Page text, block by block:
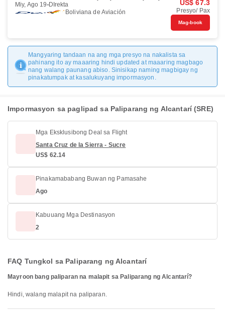
Miy, Ago 19 DIrekta
Boliviana de Aviación
US$ 67.3
Presyo/ Pax
Mag-book
Mangyaring tandaan na ang mga presyo na nakalista sa
pahinang ito ay maaaring hindi updated at maaaring magbago
nang walang paunang abiso. Sinisikap naming magbigay ng
pinakatumpak at kasalukuyang impormasyon.
Impormasyon sa paglipad sa Paliparang ng Alcantarí (SRE)
Mga Eksklusibong Deal sa Flight
Santa Cruz de la Sierra - Sucre
US$ 62.14
Pinakamababang Buwan ng Pamasahe
Ago
Kabuuang Mga Destinasyon
2
FAQ Tungkol sa Paliparang ng Alcantarí
Mayroon bang paliparan na malapit sa Paliparang ng Alcantarí?
Hindi, walang malapit na paliparan.